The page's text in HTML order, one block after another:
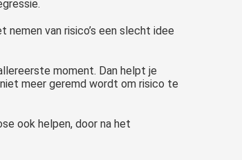
van risico’s een slecht idee
moment. Dan helpt je
meer geremd wordt om risico te
ook helpen, door na het